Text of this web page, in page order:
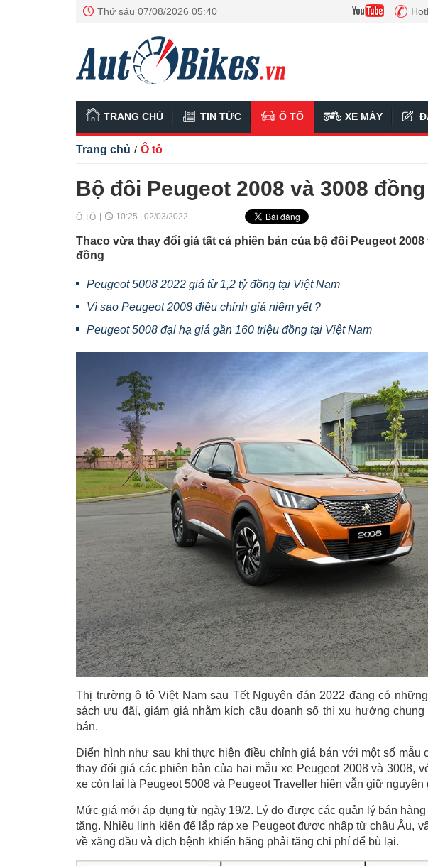
Thứ sáu 07/08/2026 05:40
TRANG CHỦ TIN TỨC Ô TÔ XE MÁY
Trang chủ / Ô tô
Bộ đôi Peugeot 2008 và 3008
Ô TÔ 10:25 | 02/03/2022
Thaco vừa thay đổi giá tất cả phiên bản của bộ đôi Peugeot
đồng
Peugeot 5008 2022 giá từ 1,2 tỷ đồng tại Việt Nam
Vì sao Peugeot 2008 điều chỉnh giá niêm yết ?
Peugeot 5008 đại hạ giá gần 160 triệu đồng tại Việt Nam
Thị trường ô tô Việt Nam sau Tết Nguyên đán 2022 đang có
sách ưu đãi, giảm giá nhằm kích cầu doanh số thì xu hướng
bán.
Điển hình như sau khi thực hiện điều chỉnh giá bán với một số mẫu
thay đổi giá các phiên bản của hai mẫu xe Peugeot 2008 và 3008,
xe còn lại là Peugeot 5008 và Peugeot Traveller hiện vẫn giữ nguyên
Mức giá mới áp dụng từ ngày 19/2. Lý do được các quản lý bán
tăng. Nhiều linh kiện để lắp ráp xe Peugeot được nhập từ châu Âu,
về xăng dầu và dịch bệnh khiến hãng phải tăng chi phí để bù lại.